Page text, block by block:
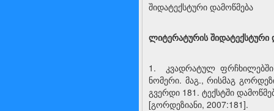
შიდატექსტური დამოწმება
ლიტერატურის შიდატექსტური
1. კვადრატულ ფრჩხილებში
ნომერი. მაგ., რისმაგ
გვერდი 181. ტექსტში
[გორდეზიანი, 2007:181].